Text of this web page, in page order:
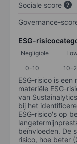
Sociale score
Governance-
ESG-
Negligible Low
0-10
10-
ESG-risico is
materiële ESG-
van
bij het
ESG-risico's op
beïnvloeden. De
risico, hoe beter